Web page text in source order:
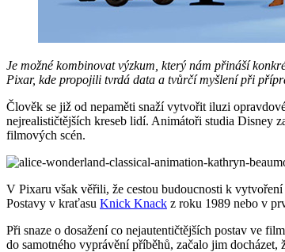
Je možné kombinovat výzkum, který nám přináší
Pixar, kde propojili tvrdá data a tvůrčí myšlení při
Člověk se již od nepaměti snaží vytvořit iluzi
nejrealističtějších kreseb lidí. Animátoři studia Disney
filmových scén.
V Pixaru však věřili, že cestou budoucnosti k
Postavy v kraťasu Knick Knack z roku 1989 nebo v
Při snaze o dosažení co nejautentičtějších postav ve
do samotného vyprávění příběhů, začalo jim